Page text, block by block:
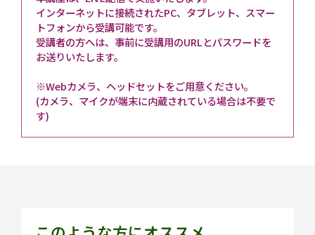
インターネットに接続されたPC、タブレット、スマー
トフォンから受講可能です。
受講者の方へは、事前に受講用のURLとパスワードを
お送りいたします。
※Webカメラ、ヘッドセットをご用意ください。
(カメラ、マイクが端末に内蔵されている場合は不要で
す)